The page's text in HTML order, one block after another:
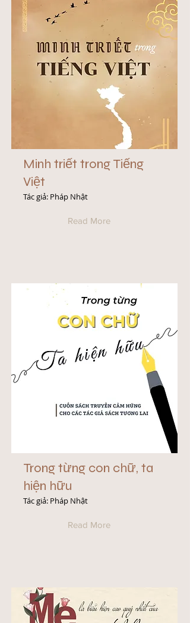
Minh triết trong Tiếng
Việt
Tác giả: Pháp Nhật
Read More
Trong từng con chữ, ta
hiện hữu
Tác giả: Pháp Nhật
Read More